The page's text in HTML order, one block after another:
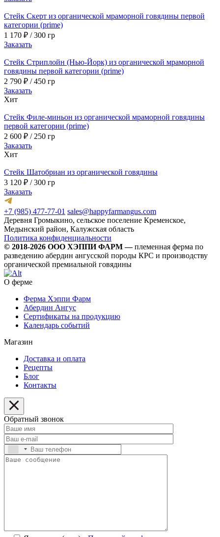
Стейк Скерт из органической мраморной говядины первой
категории (prime)
1 170 ₽ / 300 гр
Заказать
Стейк Стриплойн (Нью-Йорк) из органической мраморной
говядины первой категории (prime)
2 790 ₽ / 450 гр
Заказать
Хит
Стейк Филе-миньон из органической мраморной говядины
первой категории (prime)
2 600 ₽ / 250 гр
Заказать
Хит
Стейк Шатобриан из органической говядины
3 120 ₽ / 300 гр
Заказать
+7 (985) 477-77-01 sales@happyfarmangus.com
Деревня Громыкино, сельское поселение Кременское,
Медынский район, Калужская область
Политика конфиденциальности
© 2018-2026 ООО ХЭППИ ФАРМ —племенная ферма по
разведению абердин ангусской породы КРС и производству
органической премиальной говядины
О ферме
Ферма Хэппи Фарм
Абердин Ангус
Сертификаты на продукцию
Календарь событий
Магазин
Доставка и оплата
Рецепты
Блог
Контакты
Обратный звонок